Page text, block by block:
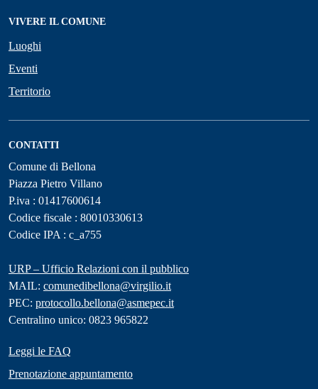
VIVERE IL COMUNE
Luoghi
Eventi
Territorio
CONTATTI
Comune di Bellona
Piazza Pietro Villano
P.iva : 01417600614
Codice fiscale : 80010330613
Codice IPA : c_a755
URP – Ufficio Relazioni con il pubblico
MAIL: comunedibellona@virgilio.it
PEC: protocollo.bellona@asmepec.it
Centralino unico: 0823 965822
Leggi le FAQ
Prenotazione appuntamento